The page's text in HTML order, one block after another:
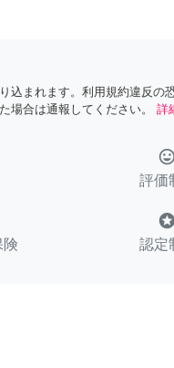
込まれます。利用規約違反の
場合は通報してください。
詳
tag_faces
評価
険
stars
認定